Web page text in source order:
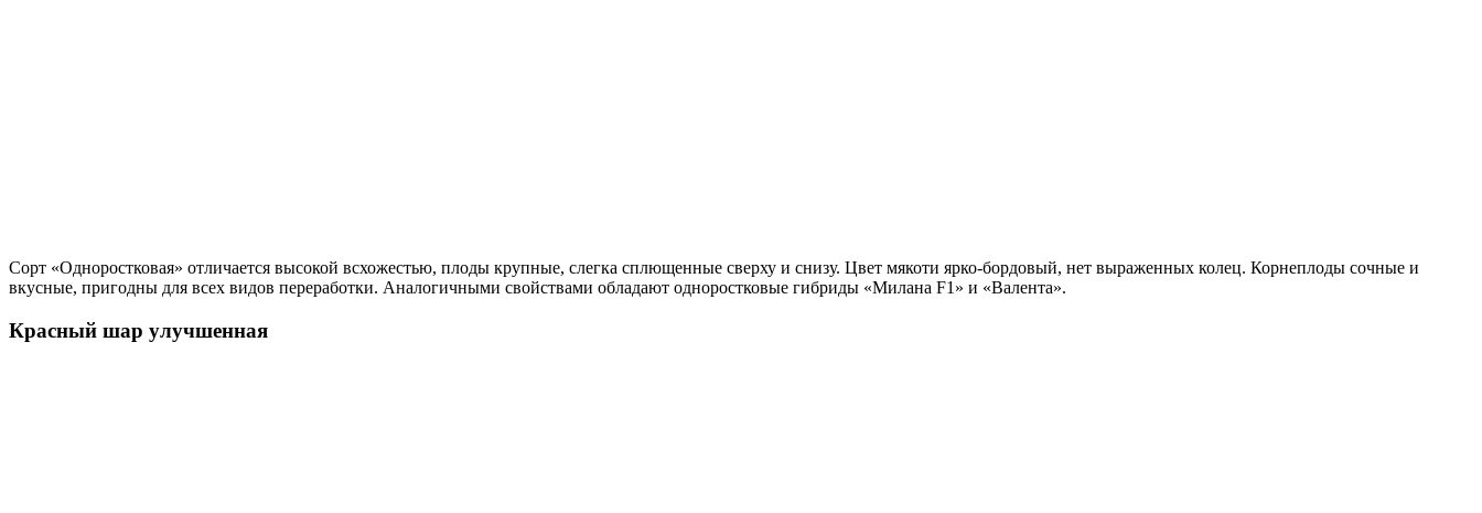
Сорт «Одноростковая» отличается высокой всхожестью, плоды крупные, слегка сплющенные сверху и снизу. Цвет мякоти ярко-бордовый, нет выраженных колец. Корнеплоды сочные и
вкусные, пригодны для всех видов переработки. Аналогичными свойствами обладают одноростковые гибриды «Милана F1» и «Валента».
Красный шар улучшенная